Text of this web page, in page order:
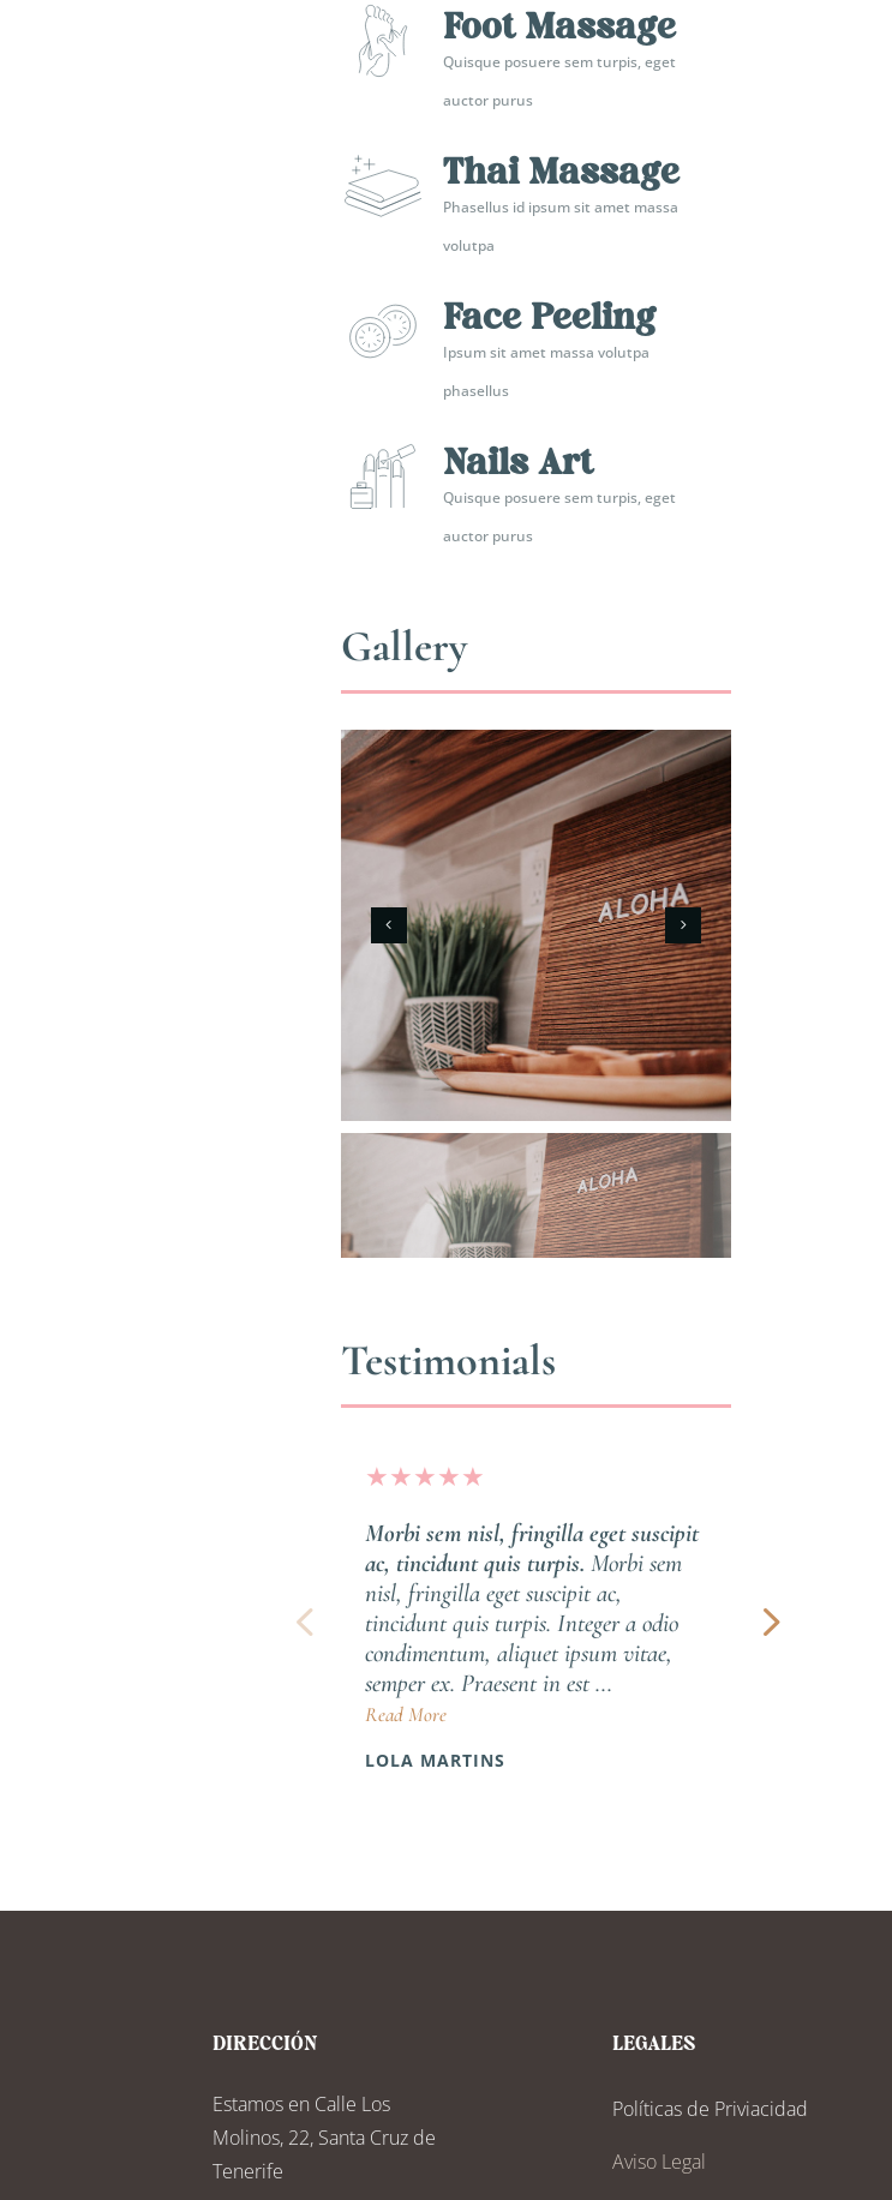
Foot Massage
Quisque posuere sem turpis, eget
auctor purus
Thai Massage
Phasellus id ipsum sit amet massa
volutpa
Face Peeling
Ipsum sit amet massa volutpa
phasellus
Nails Art
Quisque posuere sem turpis, eget
auctor purus
Gallery
Testimonials
★★★★★
Morbi sem nisl, fringilla eget suscipit
ac, tincidunt quis turpis. Morbi sem
nisl, fringilla eget suscipit ac,
tincidunt quis turpis. Integer a odio
condimentum, aliquet ipsum vitae,
semper ex. Praesent in est ...
Read More
LOLA MARTINS
DIRECCIÓN
Estamos en Calle Los
Molinos, 22, Santa Cruz de
Tenerife
LEGALES
Políticas de Priviacidad
Aviso Legal